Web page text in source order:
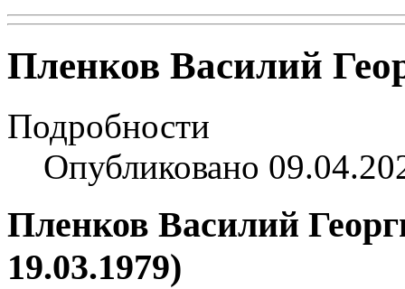
Пленков Василий
Подробности
Опубликовано
Пленков Василий
19.03.1979)